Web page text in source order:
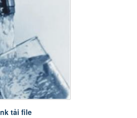
tải file